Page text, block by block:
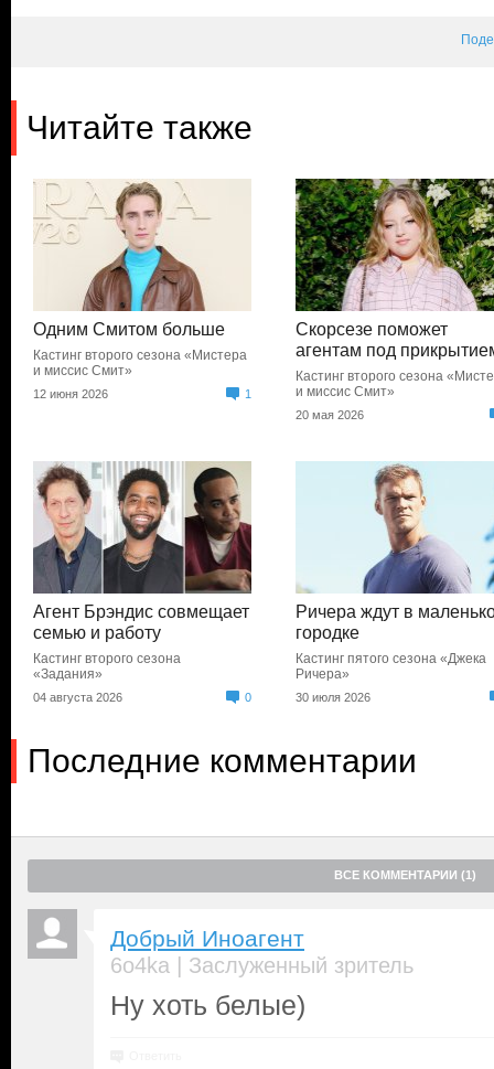
Читайте также
Одним Смитом больше
Кастинг второго сезона «Мистера
и миссис Смит»
12 июня 2026 1
Скорсезе поможет
агентам под
Кастинг второго сезона
и миссис Смит»
20 мая 2026
Агент Брэндис совмещает
семью и работу
Кастинг второго сезона
«Задания»
04 августа 2026 0
Ричера ждут в
городке
Кастинг пятого сезона «Джека
Ричера»
30 июля 2026
Последние комментарии
ВСЕ КОММЕНТАРИИ (1)
Добрый Иноагент
6o4ka | Заслуженный зритель
Ну хоть белые)